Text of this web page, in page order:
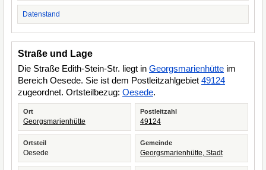
Datenstand
Straße und Lage
Die Straße Edith-Stein-Str. liegt in Georgsmarienhütte im
Bereich Oesede. Sie ist dem Postleitzahlgebiet 49124
zugeordnet. Ortsteilbezug: Oesede.
Ort
Georgsmarienhütte
Postleitzahl
49124
Ortsteil
Oesede
Gemeinde
Georgsmarienhütte, Stadt